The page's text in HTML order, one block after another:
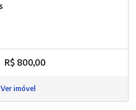
R$ 800,00
Ver imóvel